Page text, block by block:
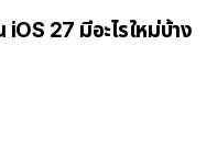
27 มีอะไรใหม่บ้าง